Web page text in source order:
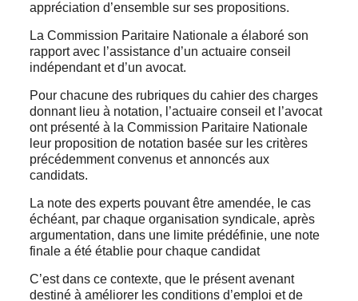
appréciation d’ensemble sur ses propositions.
La Commission Paritaire Nationale a élaboré son
rapport avec l’assistance d’un actuaire conseil
indépendant et d’un avocat.
Pour chacune des rubriques du cahier des charges
donnant lieu à notation, l’actuaire conseil et l’avocat
ont présenté à la Commission Paritaire Nationale
leur proposition de notation basée sur les critères
précédemment convenus et annoncés aux
candidats.
La note des experts pouvant être amendée, le cas
échéant, par chaque organisation syndicale, après
argumentation, dans une limite prédéfinie, une note
finale a été établie pour chaque candidat
C’est dans ce contexte, que le présent avenant
destiné à améliorer les conditions d’emploi et de